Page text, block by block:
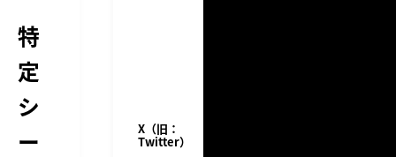
特
定
シ
ー
X（旧：
Twitter）